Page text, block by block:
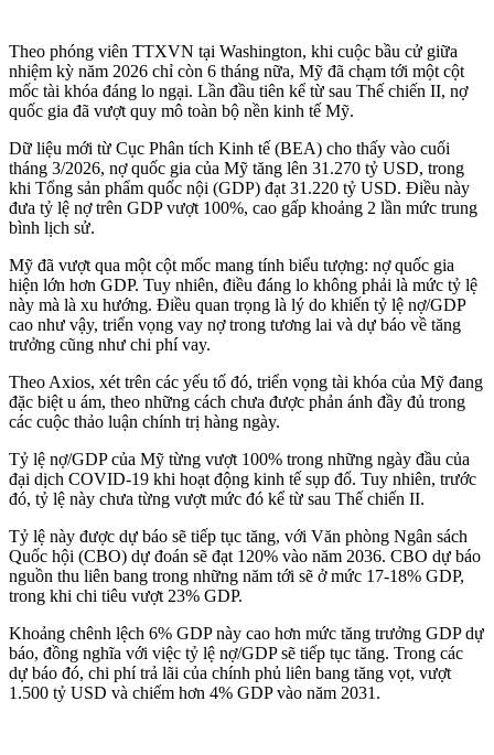
Theo phóng viên TTXVN tại Washington, khi cuộc bầu cử giữa
nhiệm kỳ năm 2026 chỉ còn 6 tháng nữa, Mỹ đã chạm tới một cột
mốc tài khóa đáng lo ngại. Lần đầu tiên kể từ sau Thế chiến II, nợ
quốc gia đã vượt quy mô toàn bộ nền kinh tế Mỹ.
Dữ liệu mới từ Cục Phân tích Kinh tế (BEA) cho thấy vào cuối
tháng 3/2026, nợ quốc gia của Mỹ tăng lên 31.270 tỷ USD, trong
khi Tổng sản phẩm quốc nội (GDP) đạt 31.220 tỷ USD. Điều này
đưa tỷ lệ nợ trên GDP vượt 100%, cao gấp khoảng 2 lần mức trung
bình lịch sử.
Mỹ đã vượt qua một cột mốc mang tính biểu tượng: nợ quốc gia
hiện lớn hơn GDP. Tuy nhiên, điều đáng lo không phải là mức tỷ lệ
này mà là xu hướng. Điều quan trọng là lý do khiến tỷ lệ nợ/GDP
cao như vậy, triển vọng vay nợ trong tương lai và dự báo về tăng
trưởng cũng như chi phí vay.
Theo Axios, xét trên các yếu tố đó, triển vọng tài khóa của Mỹ đang
đặc biệt u ám, theo những cách chưa được phản ánh đầy đủ trong
các cuộc thảo luận chính trị hàng ngày.
Tỷ lệ nợ/GDP của Mỹ từng vượt 100% trong những ngày đầu của
đại dịch COVID-19 khi hoạt động kinh tế sụp đổ. Tuy nhiên, trước
đó, tỷ lệ này chưa từng vượt mức đó kể từ sau Thế chiến II.
Tỷ lệ này được dự báo sẽ tiếp tục tăng, với Văn phòng Ngân sách
Quốc hội (CBO) dự đoán sẽ đạt 120% vào năm 2036. CBO dự báo
nguồn thu liên bang trong những năm tới sẽ ở mức 17-18% GDP,
trong khi chi tiêu vượt 23% GDP.
Khoảng chênh lệch 6% GDP này cao hơn mức tăng trưởng GDP dự
báo, đồng nghĩa với việc tỷ lệ nợ/GDP sẽ tiếp tục tăng. Trong các
dự báo đó, chi phí trả lãi của chính phủ liên bang tăng vọt, vượt
1.500 tỷ USD và chiếm hơn 4% GDP vào năm 2031.